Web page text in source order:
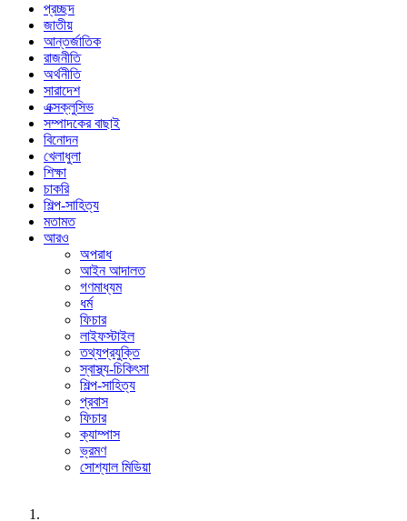
প্রচ্ছদ
জাতীয়
আন্তর্জাতিক
রাজনীতি
অর্থনীতি
সারাদেশ
এক্সক্লুসিভ
সম্পাদকের বাছাই
বিনোদন
খেলাধুলা
শিক্ষা
চাকরি
শিল্প-সাহিত্য
মতামত
আরও
অপরাধ
আইন আদালত
গণমাধ্যম
ধর্ম
ফিচার
লাইফস্টাইল
তথ্যপ্রযুক্তি
স্বাস্থ্য-চিকিৎসা
শিল্প-সাহিত্য
প্রবাস
ফিচার
ক্যাম্পাস
ভ্রমণ
সোশ্যাল মিডিয়া